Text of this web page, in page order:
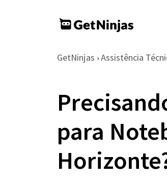
GetNinjas › Assistência
para